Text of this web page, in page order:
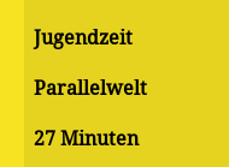
Jugendzeit
Parallelwelt
27 Minuten